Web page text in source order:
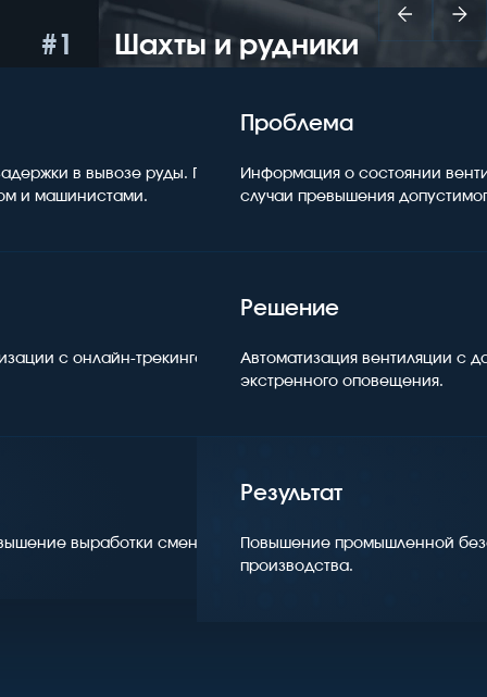
1 Шахты и рудники
в вывозе руды. Причина — неэффективная
и машинистами.
с онлайн-трекингом техники, маршрутами и
выработки смены без увеличения затрат.
Проблема
Информация о состоянии
случаи превышения
Решение
Автоматизация вентиляции с
экстренного оповещения.
Результат
Повышение промышленной
производства.